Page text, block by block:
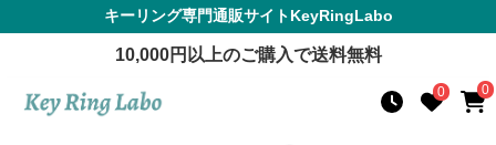
キーリング専門通販サイトKeyRingLabo
10,000円以上のご購入で送料無料
0 0